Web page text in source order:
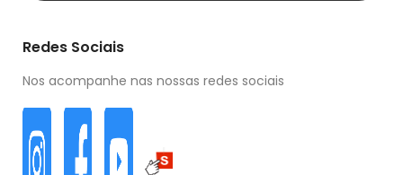
Redes Sociais
Nos acompanhe nas nossas redes sociais